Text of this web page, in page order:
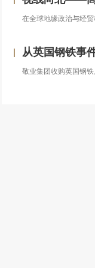
在全球地缘政治与经
从英国钢铁事件，
敬业集团收购英国钢